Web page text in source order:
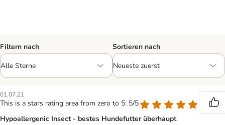
Filtern nach Sortieren nach
01.07.21
This is a stars rating area from zero to 5: 5/5
Hypoallergenic Insect - bestes Hundefutter überhaupt